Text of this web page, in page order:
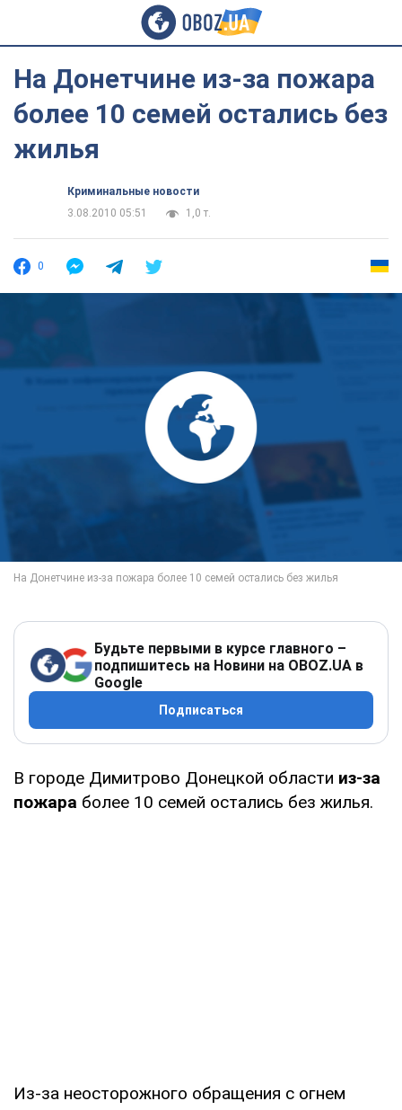
На Донетчине из-за пожара
более 10 семей остались без
жилья
Криминальные новости
3.08.2010 05:51
1,0 т.
0
Будьте первыми в курсе главного –
подпишитесь на Новини на OBOZ.UA в
Google
Подписаться
В городе Димитрово Донецкой области из-за
пожара более 10 семей остались без жилья.
Из-за неосторожного обращения с огнем